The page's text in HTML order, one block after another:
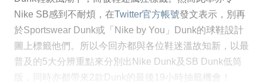
Nike SB感到不耐煩，在Twitter官方帳號發文表示，別再
於Sportswear Dunk或「Nike by You」Dunk的球鞋設計
圖上標籤他們。所以今回亦都與各位鞋迷溫故知新，以最
普及的5大分辨重點來分別出Nike Dunk及SB Dunk低筒
版，同時亦都帶來2款Dunk的最後19小時抽籤機會！